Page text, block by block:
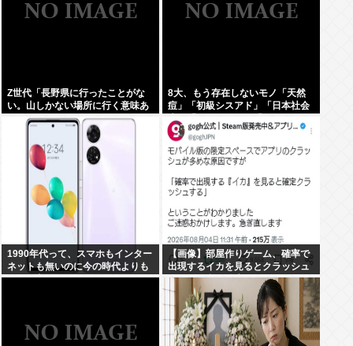
Z世代「長野県に行ったことがな
い。山しかない場所に行く意味あ
る？」←これ
8大、もう存在しないモノ「天然
痘」「初級シスアド」「日本社会
党」「コンパイル」「AmPm」
「ジャスコ」「共立薬科大学」
1990年代って、スマホもインター
ネットも無いのに今の時代よりも
カッコ良いよな
【画像】部屋作りゲーム、確率で
出現するイカを見るとクラッシュ
する不具合が発生ｗｗｗ